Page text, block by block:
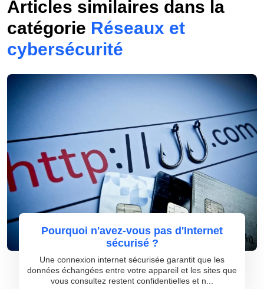
Articles similaires dans la
catégorie Réseaux et
cybersécurité
Pourquoi n'avez-vous pas d'Internet
sécurisé ?
Une connexion internet sécurisée garantit que les
données échangées entre votre appareil et les sites que
vous consultez restent confidentielles et n...